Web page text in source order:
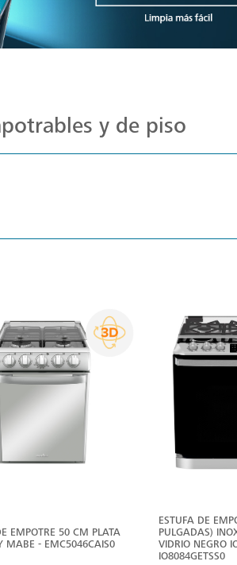
y de piso
EMPOTRE 50 CM PLATA
MABE - EMC5046CAIS0
ESTUFA DE
PULGADAS)
VIDRIO NEGRO
IO8084GETSS0